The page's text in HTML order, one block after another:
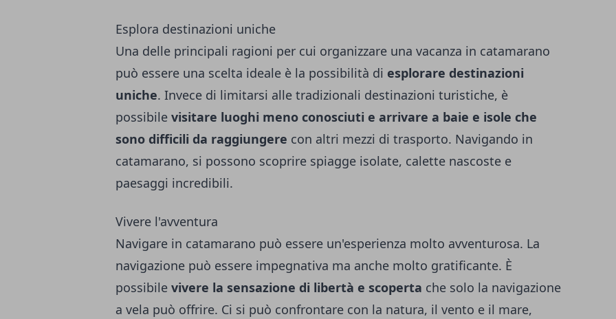
Esplora destinazioni uniche
Una delle principali ragioni per cui organizzare una vacanza in catamarano
può essere una scelta ideale è la possibilità di esplorare destinazioni
uniche. Invece di limitarsi alle tradizionali destinazioni turistiche, è
possibile visitare luoghi meno conosciuti e arrivare a baie e isole che
sono difficili da raggiungere con altri mezzi di trasporto. Navigando in
catamarano, si possono scoprire spiagge isolate, calette nascoste e
paesaggi incredibili.
Vivere l'avventura
Navigare in catamarano può essere un'esperienza molto avventurosa. La
navigazione può essere impegnativa ma anche molto gratificante. È
possibile vivere la sensazione di libertà e scoperta che solo la navigazione
a vela può offrire. Ci si può confrontare con la natura, il vento e il mare,